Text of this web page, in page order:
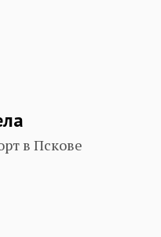
в Пскове